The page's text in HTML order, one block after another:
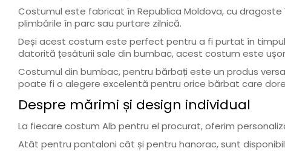
Costumul este fabricat în Republica Moldova, cu
plimbările în parc sau purtare zilnică.
Deși acest costum este perfect pentru a fi purtat în
datorită țesăturii sale din bumbac, acest costum este
Costumul din bumbac, pentru bărbați este un produs
poate fi o alegere excelentă pentru orice bărbat care
Despre mărimi și design individual
La fiecare costum Alb pentru el procurat, oferim
Atât pentru pantaloni cât și pentru hanorac, sunt